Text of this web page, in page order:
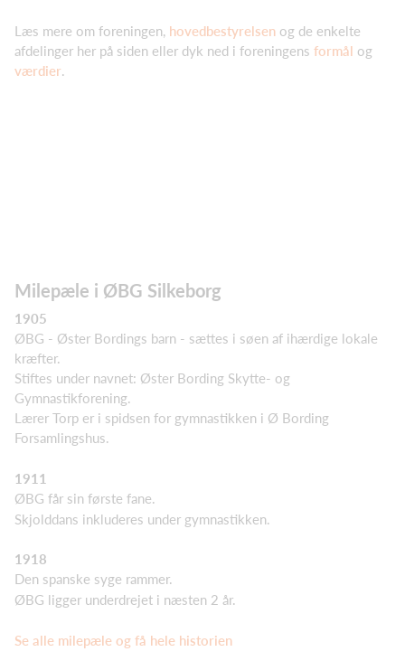
Læs mere om foreningen, hovedbestyrelsen og de enkelte
afdelinger her på siden eller dyk ned i foreningens formål og
værdier.
Milepæle i ØBG Silkeborg
1905
ØBG - Øster Bordings barn - sættes i søen af ihærdige lokale
kræfter.
Stiftes under navnet: Øster Bording Skytte- og
Gymnastikforening.
Lærer Torp er i spidsen for gymnastikken i Ø Bording
Forsamlingshus.
1911
ØBG får sin første fane.
Skjolddans inkluderes under gymnastikken.
1918
Den spanske syge rammer.
ØBG ligger underdrejet i næsten 2 år.
Se alle milepæle og få hele historien